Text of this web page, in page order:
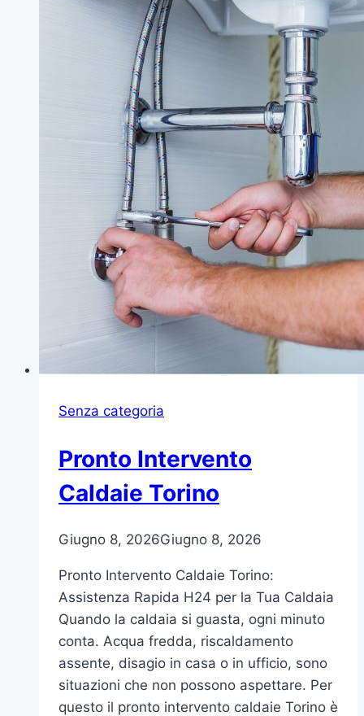
Senza categoria
Pronto Intervento
Caldaie Torino
Giugno 8, 2026Giugno 8, 2026
Pronto Intervento Caldaie Torino:
Assistenza Rapida H24 per la Tua Caldaia
Quando la caldaia si guasta, ogni minuto
conta. Acqua fredda, riscaldamento
assente, disagio in casa o in ufficio, sono
situazioni che non possono aspettare. Per
questo il pronto intervento caldaie Torino è